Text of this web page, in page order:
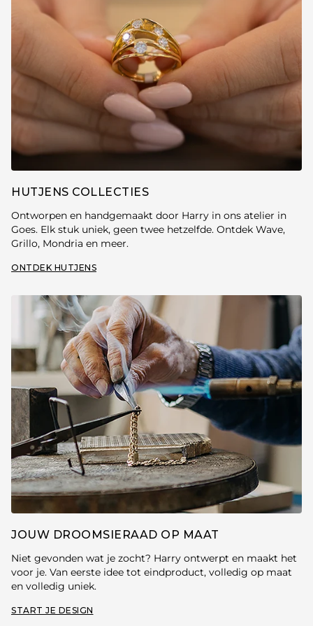
HUTJENS COLLECTIES
Ontworpen en handgemaakt door Harry in ons atelier in
Goes. Elk stuk uniek, geen twee hetzelfde. Ontdek Wave,
Grillo, Mondria en meer.
ONTDEK HUTJENS
JOUW DROOMSIERAAD OP MAAT
Niet gevonden wat je zocht? Harry ontwerpt en maakt het
voor je. Van eerste idee tot eindproduct, volledig op maat
en volledig uniek.
START JE DESIGN